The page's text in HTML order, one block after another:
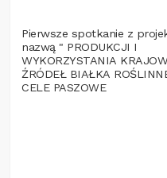
Pierwsze spotkanie z
nazwą " PRODUKCJI I
WYKORZYSTANIA
ŹRÓDEŁ BIAŁKA
CELE PASZOWE